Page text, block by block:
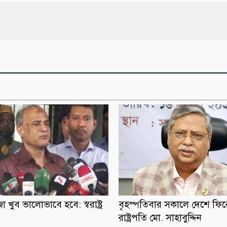
খুব ভালোভাবে হবে: স্বরাষ্ট্র
বৃহস্পতিবার সকালে দেশে
রাষ্ট্রপতি মো. সাহাবুদ্দিন